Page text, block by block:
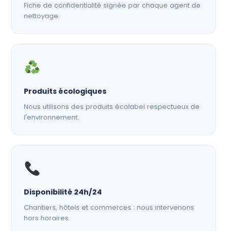
Fiche de confidentialité signée par chaque agent de
nettoyage.
Produits écologiques
Nous utilisons des produits écolabel respectueux de
l'environnement.
Disponibilité 24h/24
Chantiers, hôtels et commerces : nous intervenons
hors horaires.